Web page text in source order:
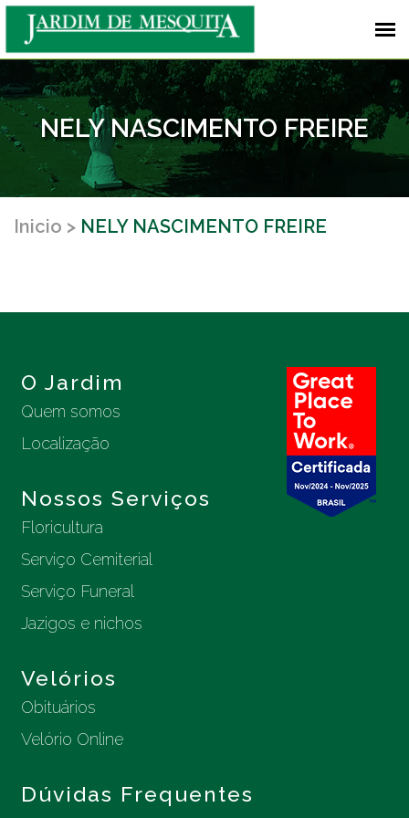
NELY NASCIMENTO FREIRE
Inicio NELY NASCIMENTO FREIRE
O Jardim
Quem somos
Localização
Nossos Serviços
Floricultura
Serviço Cemiterial
Serviço Funeral
Jazigos e nichos
Velórios
Obituários
Velório Online
Dúvidas Frequentes